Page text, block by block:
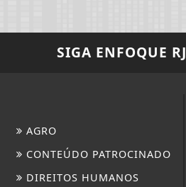
SIGA ENFOQUE RJ
AGRO
CONTEÚDO PATROCINADO
DIREITOS HUMANOS